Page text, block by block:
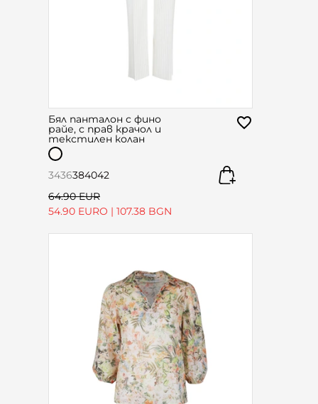
Бял панталон с фино
райе, с прав крачол и
текстилен колан
3436384042
64.90 EUR
54.90 EURO | 107.38 BGN